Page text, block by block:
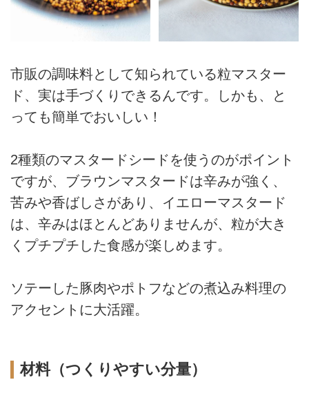
市販の調味料として知られている粒マスター
ド、実は手づくりできるんです。しかも、と
っても簡単でおいしい！
2種類のマスタードシードを使うのがポイント
ですが、ブラウンマスタードは辛みが強く、
苦みや香ばしさがあり、イエローマスタード
は、辛みはほとんどありませんが、粒が大き
くプチプチした食感が楽しめます。
ソテーした豚肉やポトフなどの煮込み料理の
アクセントに大活躍。
材料（つくりやすい分量）